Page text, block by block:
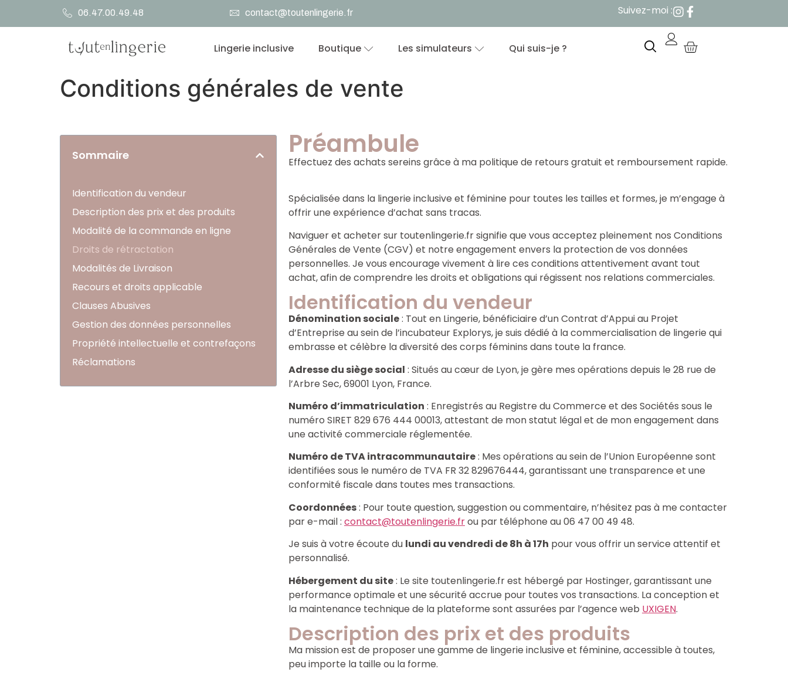
06.47.00.49.48 contact@toutenlingerie.fr Suivez-moi :
Lingerie inclusive Boutique Les simulateurs Qui suis-je ?
Conditions générales de vente
Sommaire
Identification du vendeur
Description des prix et des produits
Modalité de la commande en ligne
Droits de rétractation
Modalités de Livraison
Recours et droits applicable
Clauses Abusives
Gestion des données personnelles
Propriété intellectuelle et contrefaçons
Réclamations
Préambule
Effectuez des achats sereins grâce à ma politique de retours gratuit et remboursement rapide.
Spécialisée dans la lingerie inclusive et féminine pour toutes les tailles et formes, je m’engage à
offrir une expérience d’achat sans tracas.
Naviguer et acheter sur toutenlingerie.fr signifie que vous acceptez pleinement nos Conditions
Générales de Vente (CGV) et notre engagement envers la protection de vos données
personnelles. Je vous encourage vivement à lire ces conditions attentivement avant tout
achat, afin de comprendre les droits et obligations qui régissent nos relations commerciales.
Identification du vendeur
Dénomination sociale: Tout en Lingerie, bénéficiaire d’un Contrat d’Appui au Projet
d’Entreprise au sein de l’incubateur Explorys, je suis dédié à la commercialisation de lingerie qui
embrasse et célèbre la diversité des corps féminins dans toute la france.
Adresse du siège social : Situés au cœur de Lyon, je gère mes opérations depuis le 28 rue de
l’Arbre Sec, 69001 Lyon, France.
Numéro d’immatriculation : Enregistrés au Registre du Commerce et des Sociétés sous le
numéro SIRET 829 676 444 00013, attestant de mon statut légal et de mon engagement dans
une activité commerciale réglementée.
Numéro de TVA intracommunautaire: Mes opérations au sein de l’Union Européenne sont
identifiées sous le numéro de TVA FR 32 829676444, garantissant une transparence et une
conformité fiscale dans toutes mes transactions.
Coordonnées: Pour toute question, suggestion ou commentaire, n’hésitez pas à me contacter
par e-mail : contact@toutenlingerie.frou par téléphone au 06 47 00 49 48.
Je suis à votre écoute du lundi au vendredi de 8h à 17h pour vous offrir un service attentif et
personnalisé.
Hébergement du site: Le site toutenlingerie.fr est hébergé par Hostinger, garantissant une
performance optimale et une sécurité accrue pour toutes vos transactions. La conception et
la maintenance technique de la plateforme sont assurées par l’agence web UXIGEN.
Description des prix et des produits
Ma mission est de proposer une gamme de lingerie inclusive et féminine, accessible à toutes,
peu importe la taille ou la forme.